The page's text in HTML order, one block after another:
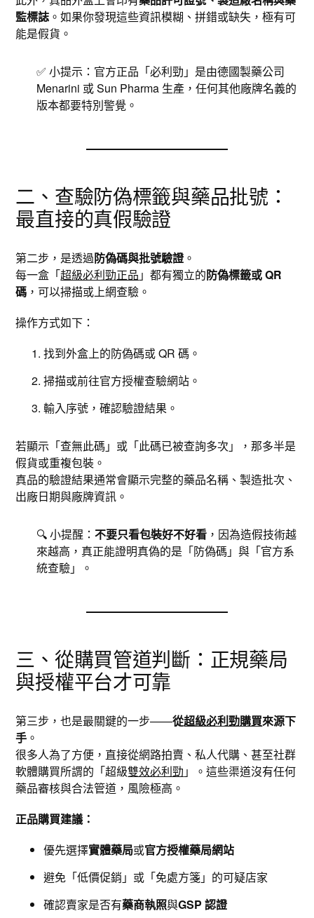
監標誌 。如果你發現這些資訊模糊、拼錯或缺失，極有可
能是假貨。
✅ 小提示：官方正品「必利勁」是由德國製藥公司
Menarini 或 Sun Pharma 生產，任何其他廠牌名義的
版本都要特別警覺。
二、查驗防偽標籤與藥品批號：
最直接的真假驗證
第二步，是透過防偽碼與批號驗證 。
每一盒「超級必利勁正品 」都有獨立的防偽標籤或 QR
碼 ，可以掃描或上網查驗。
操作方式如下：
找到外盒上的防偽碼或 QR 碼。
掃描或前往官方授權查驗網站。
輸入序號，確認驗證結果。
若顯示「查無此碼」或「此碼已被查詢多次」，那多半是
假貨或重複包裝。
真品的驗證結果通常會顯示完整的藥品名稱、製造批次、
出廠日期與廠牌資訊。
🔍 小提醒：不要只看包裝好不好看 ，因為造假技術越
來越高，真正能證明真偽的是「防偽碼」與「官方系
統查驗」。
三、從購買管道判斷：正規藥局
與授權平台才可靠
第三步，也是最關鍵的一步——從超級必利勁購買來源下
手 。
很多人為了方便，直接從網路拍賣、私人代購、甚至社群
軟體購買所謂的「超級雙效必利勁 」。這些渠道沒有任何
藥品審核與合法管道，風險極高。
正品購買建議：
優先選擇實體藥局或官方授權藥局網站
避免「低價促銷」或「免處方箋」的可疑店家
確認賣家是否有藥商執照與GSP 認證